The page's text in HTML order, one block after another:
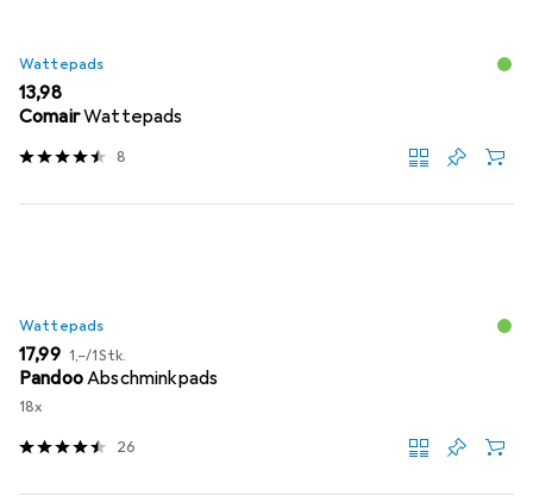
Wattepads
EUR
13,98
ComairWattepads
8
Wattepads
EUR
17,99 EUR
1,–/1Stk.
PandooAbschminkpads
18x
26